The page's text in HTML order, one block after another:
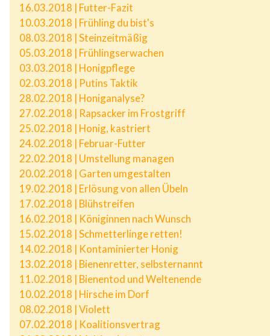
16.03.2018 | Futter-Fazit
10.03.2018 | Frühling du bist's
08.03.2018 | Steinzeitmäßig
05.03.2018 | Frühlingserwachen
03.03.2018 | Honigpflege
02.03.2018 | Putins Taktik
28.02.2018 | Honiganalyse?
27.02.2018 | Rapsacker im Frostgriff
25.02.2018 | Honig, kastriert
24.02.2018 | Februar-Futter
22.02.2018 | Umstellung managen
20.02.2018 | Garten umgestalten
19.02.2018 | Erlösung von allen Übeln
17.02.2018 | Blühstreifen
16.02.2018 | Königinnen nach Wunsch
15.02.2018 | Schmetterlinge retten!
14.02.2018 | Kontaminierter Honig
13.02.2018 | Bienenretter, selbsternannt
11.02.2018 | Bienentod und Weltenende
10.02.2018 | Hirsche im Dorf
08.02.2018 | Violett
07.02.2018 | Koalitionsvertrag